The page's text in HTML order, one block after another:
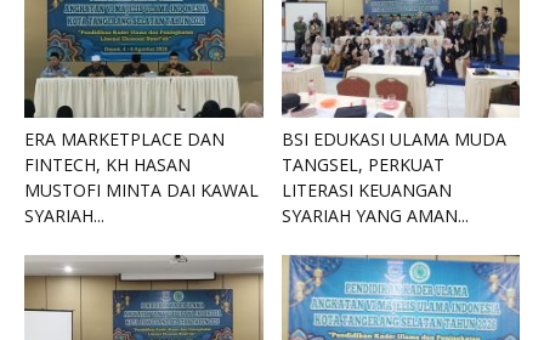
ERA MARKETPLACE DAN
FINTECH, KH HASAN
MUSTOFI MINTA DAI KAWAL
SYARIAH...
BSI EDUKASI ULAMA MUDA
TANGSEL, PERKUAT
LITERASI KEUANGAN
SYARIAH YANG AMAN...